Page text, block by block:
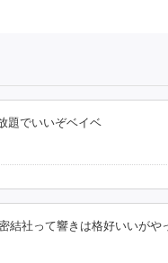
題でいいぞベイベ
社って響きは格好いいがや